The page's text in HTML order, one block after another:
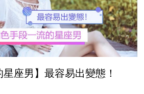
星座男】最容易出變態！